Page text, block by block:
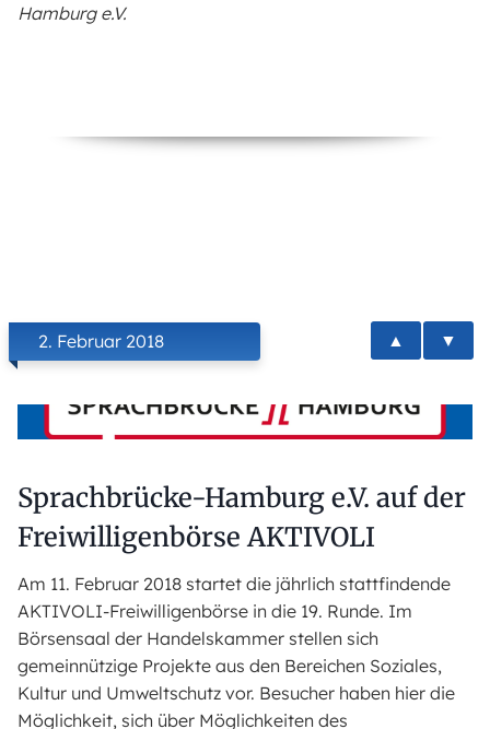
Hamburg e.V.
2. Februar 2018 ▲ ▼
Sprachbrücke-Hamburg e.V. auf der
Freiwilligenbörse AKTIVOLI
Am 11. Februar 2018 startet die jährlich stattfindende
AKTIVOLI-Freiwilligenbörse in die 19. Runde. Im
Börsensaal der Handelskammer stellen sich
gemeinnützige Projekte aus den Bereichen Soziales,
Kultur und Umweltschutz vor. Besucher haben hier die
Möglichkeit, sich über Möglichkeiten des